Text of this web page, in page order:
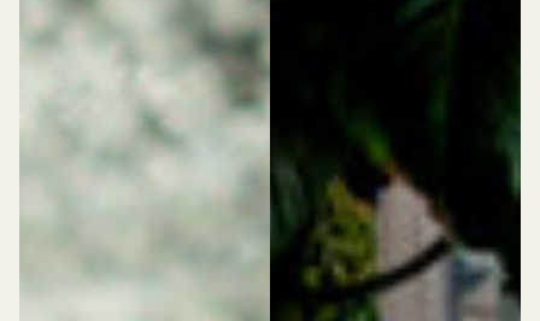
Werken bij Dudok
Dudok Vacatures
Dudok Vacatures
Zit er iets bij voor jou?
Locatiemanager – regio Den Haag
Medewerker horeca – Dudok Rotterdam
Schoonmaak medewerker – Dudok in het Park
Verkoopmedewerker Patisserie – Utrecht CS
Meewerkstage Sales
Senior Sales B2B – Dudok Events